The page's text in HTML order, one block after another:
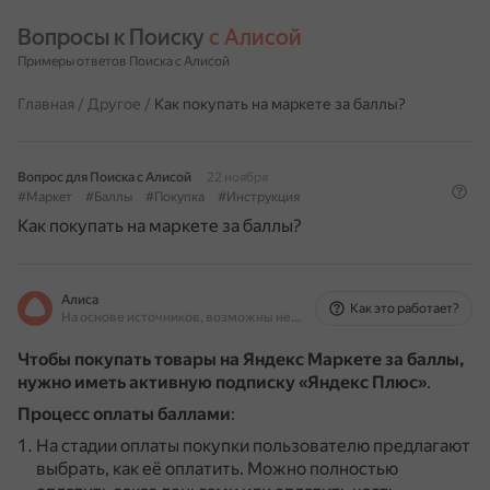
Вопросы к Поиску с Алисой
Примеры ответов Поиска с Алисой
Главная / Другое / Как покупать на маркете за баллы?
Вопрос для Поиска с Алисой
22 ноября
#Маркет
#Баллы #Покупка #Инструкция
Как покупать на маркете за баллы?
Алиса
На основе источников, возможны неточности
Как это работает?
Чтобы покупать товары на Яндекс Маркете за баллы,
нужно иметь активную подписку «Яндекс Плюс».
Процесс оплаты баллами:
На стадии оплаты покупки пользователю предлагают
выбрать, как её оплатить. Можно полностью